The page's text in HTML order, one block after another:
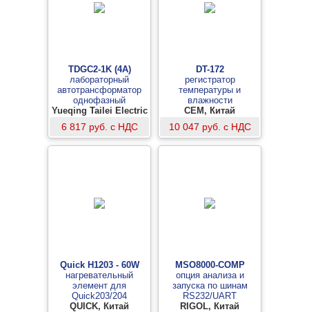
TDGC2-1K (4A)
лабораторный
автотрансформатор
однофазный
Yueqing Tailei Electric
6 817 руб. с НДС
DT-172
регистратор
температуры и
влажности
CEM, Китай
10 047 руб. с НДС
Quick H1203 - 60W
нагревательный
элемент для
Quick203/204
QUICK, Китай
MSO8000-COMP
опция анализа и
запуска по шинам
RS232/UART
RIGOL, Китай